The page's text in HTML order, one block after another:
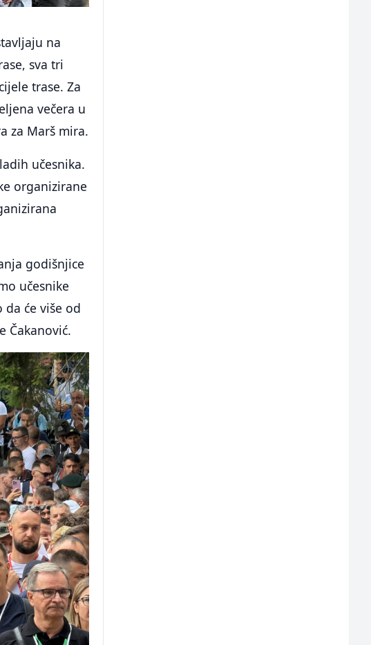
na
sva tri
trase. Za
večera u
za Marš mira.
učesnika.
organizirane
godišnjice
učesnike
će više od
Čakanović.